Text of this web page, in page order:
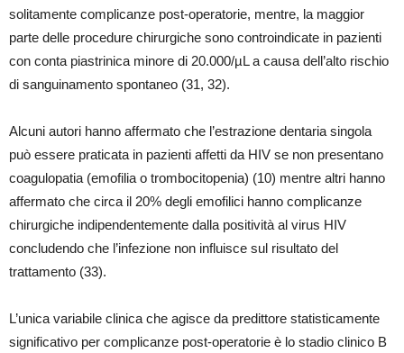
solitamente complicanze post-operatorie, mentre, la maggior
parte delle procedure chirurgiche sono controindicate in pazienti
con conta piastrinica minore di 20.000/µL a causa dell’alto rischio
di sanguinamento spontaneo (31, 32).
Alcuni autori hanno affermato che l’estrazione dentaria singola
può essere praticata in pazienti affetti da HIV se non presentano
coagulopatia (emofilia o trombocitopenia) (10) mentre altri hanno
affermato che circa il 20% degli emofilici hanno complicanze
chirurgiche indipendentemente dalla positività al virus HIV
concludendo che l’infezione non influisce sul risultato del
trattamento (33).
L’unica variabile clinica che agisce da predittore statisticamente
significativo per complicanze post-operatorie è lo stadio clinico B